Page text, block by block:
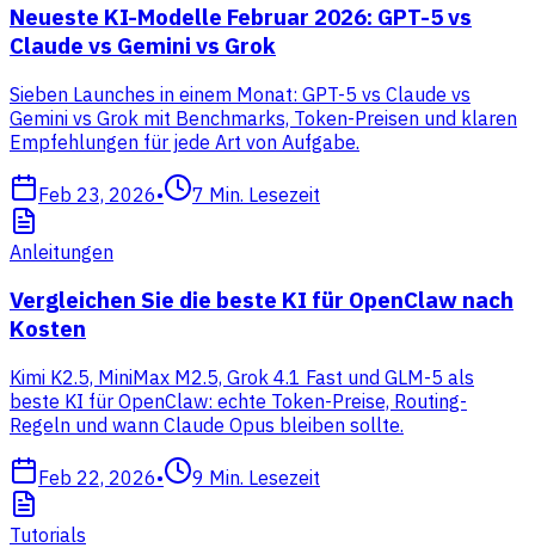
Neueste KI-Modelle Februar 2026: GPT-5 vs
Claude vs Gemini vs Grok
Sieben Launches in einem Monat: GPT-5 vs Claude vs
Gemini vs Grok mit Benchmarks, Token-Preisen und klaren
Empfehlungen für jede Art von Aufgabe.
Feb 23, 2026• 7 Min. Lesezeit
Anleitungen
Vergleichen Sie die beste KI für OpenClaw nach
Kosten
Kimi K2.5, MiniMax M2.5, Grok 4.1 Fast und GLM-5 als
beste KI für OpenClaw: echte Token-Preise, Routing-
Regeln und wann Claude Opus bleiben sollte.
Feb 22, 2026• 9 Min. Lesezeit
Tutorials